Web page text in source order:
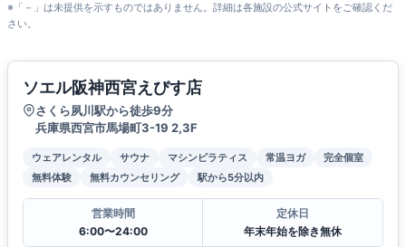
※「－」は未提供を示すものではありません。詳細は各施設の公式サイトをご確認くだ
さい。
ソエル阪神西宮えびす店
さくら夙川駅から徒歩9分
兵庫県西宮市馬場町3-19 2,3F
ウェアレンタル サウナ マシンピラティス 常温ヨガ
完全個室
無料体験
無料カウンセリング 駅から5分以内
営業時間
6:00〜24:00
定休日
年末年始を除き無休